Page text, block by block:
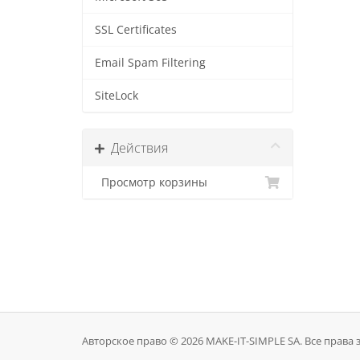
SSL Certificates
Email Spam Filtering
SiteLock
Действия
Просмотр корзины
Авторское право © 2026 MAKE-IT-SIMPLE SA. Все